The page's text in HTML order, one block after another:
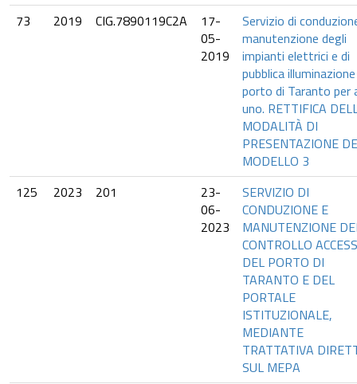
73
2019 CIG.7890119C2A
17-
05-
2019
Servizio di
manutenzione degli
impianti elettrici e di
pubblica
porto di Taranto per
uno. RETTIFICA
MODALITÀ DI
PRESENTAZIONE
MODELLO 3
125
2023 201
23-
06-
2023
SERVIZIO DI
CONDUZIONE E
MANUTENZIONE
CONTROLLO
DEL PORTO DI
TARANTO E DEL
PORTALE
ISTITUZIONALE,
MEDIANTE
TRATTATIVA
SUL MEPA